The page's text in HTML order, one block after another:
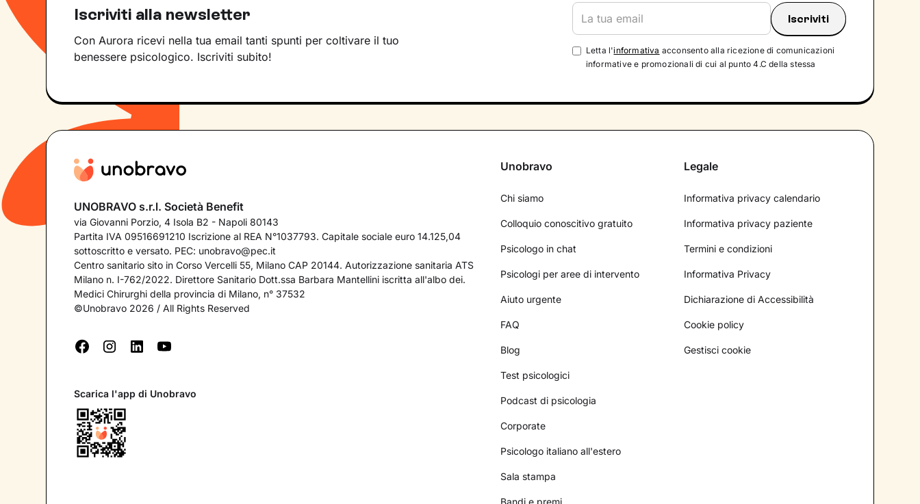
Iscriviti alla newsletter
Con Aurora ricevi nella tua email tanti spunti per coltivare il tuo
benessere psicologico. Iscriviti subito!
Letta l'informativa acconsento alla ricezione di comunicazioni
informative e promozionali di cui al punto 4.C della stessa
UNOBRAVO s.r.l. Società Benefit
via Giovanni Porzio, 4 Isola B2 - Napoli 80143
Partita IVA 09516691210 Iscrizione al REA N°1037793. Capitale sociale euro 14.125,04
sottoscritto e versato. PEC: unobravo@pec.it
Centro sanitario sito in Corso Vercelli 55, Milano CAP 20144. Autorizzazione sanitaria ATS
Milano n. I-762/2022. Direttore Sanitario Dott.ssa Barbara Mantellini iscritta all'albo dei.
Medici Chirurghi della provincia di Milano, n° 37532
©Unobravo 2026 / All Rights Reserved
Scarica l'app di Unobravo
Unobravo
Chi siamo
Colloquio conoscitivo gratuito
Psicologo in chat
Psicologi per aree di intervento
Aiuto urgente
FAQ
Blog
Test psicologici
Podcast di psicologia
Corporate
Psicologo italiano all'estero
Sala stampa
Bandi e premi
Legale
Informativa privacy calendario
Informativa privacy paziente
Termini e condizioni
Informativa Privacy
Dichiarazione di Accessibilità
Cookie policy
Gestisci cookie